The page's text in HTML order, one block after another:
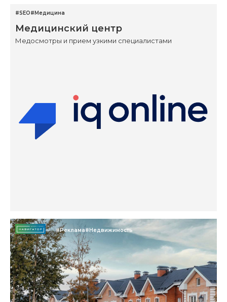
#SEO#Медицина
Медицинский центр
Медосмотры и прием узкими специалистами
#Реклама#Недвижимость